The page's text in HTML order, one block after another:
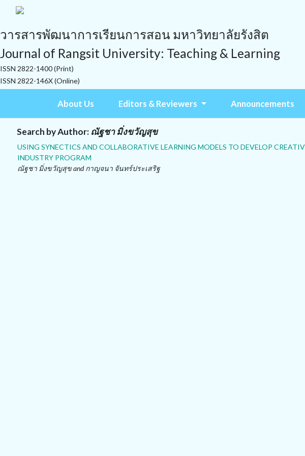
วารสารพัฒนาการเรียนการสอน มหาวิทยาลัยรังสิต
Journal of Rangsit University: Teaching & Learning
ISSN 2822-1400 (Print)
ISSN 2822-146X (Online)
About Us Editors & Reviewers Announcements
Search by Author: ณัฐชา มิ่งขวัญสุข
USING SYNECTICS AND COLLABORATIVE LEARNING MODELS TO DEVELOP
INDUSTRY PROGRAM
ณัฐชา มิ่งขวัญสุข and กาญจนา จันทร์ประเสริฐ